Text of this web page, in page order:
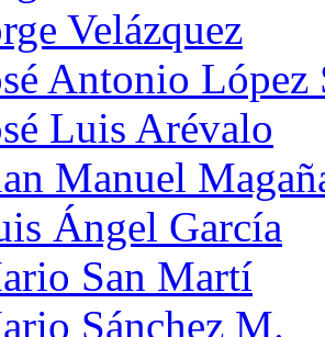
Velázquez
Antonio López
Luis Arévalo
Manuel
Ángel García
San Martí
Sánchez M.